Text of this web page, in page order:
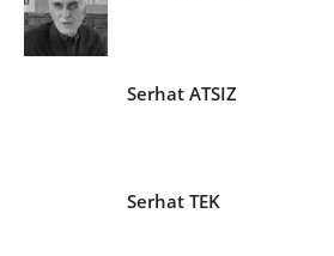
Serhat ATSIZ
Serhat TEK